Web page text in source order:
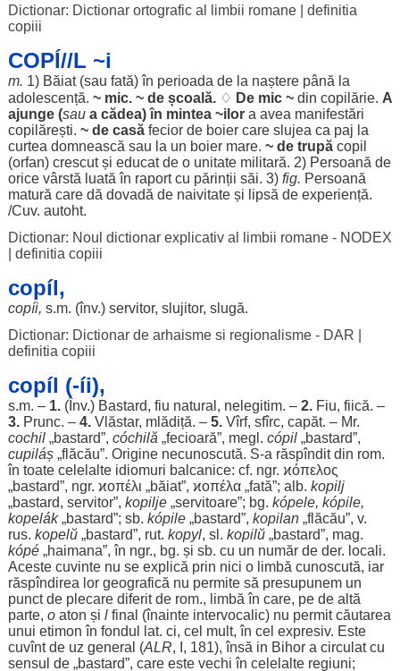
Dictionar: Dictionar ortografic al limbii romane| definitia
copiii
COPÍ//L ~i
m. 1) Băiat(sau fată) în perioada de la nașterepână la
adolescență. ~ mic. ~ de școală.♢ De mic~din copilărie. A
ajunge(saua cădea) în mintea~ilora avea manifestări
copilărești. ~ de casă feciorde boiercare slujea ca paj la
curtea domnească sau la un boier mare. ~ de trupă copil
(orfan) crescutși educatde o unitate militară. 2) Persoană de
orice vârstă luată în raportcu părinții săi. 3) fig. Persoană
matură care dă dovadă de naivitateși lipsă de experiență.
/Cuv. autoht.
Dictionar: Noul dictionar explicativ al limbii romane - NODEX
definitia copiii
copíl,
copíi, s.m. (înv.) servitor, slujitor, slugă.
Dictionar: Dictionar de arhaisme si regionalisme - DAR
definitia copiii
copíl (-íi),
s.m. – 1.(Înv.) Bastard, fiu natural , nelegitim. – 2. Fiu, fiică. –
3. Prunc. – 4. Vlăstar, mlădiță. – 5.Vîrf, sfîrc, capăt. – Mr.
cochil„bastard”, cóchilă „fecioară”, megl. cópil„bastard”,
cupiláș„flăcău”. Origine necunoscută. S-a răspîndit din rom.
în toate celelalte idiomuri balcanice: cf. ngr. ϰόπελος
„bastard”, ngr. ϰοπέλι „băiat”, ϰοπέλα „fată”; alb. kopilj
„bastard, servitor”, kopilje„servitoare”; bg. kópele, kópile,
kopelák„bastard”; sb. kópile„bastard”, kopilan„flăcău”, v.
rus. kopelŭ„bastard”, rut. kopyl, sl. kopilŭ„bastard”, mag.
kópé„haimana”, în ngr., bg. și sb. cu un numărde der. locali.
Aceste cuvintenu se explică prin nici o limbă cunoscută, iar
răspîndirea lor geografică nu permitesă presupunemun
punctde plecare diferitde rom., limbă în care, pe de altă
parte, o aton și l final (înainte intervocalic) nu permit căutarea
unui etimon în fondul lat. ci, cel mult, în cel expresiv. Este
cuvînt de uz general (ALR, I, 181), însă in Bihor a circulatcu
sensul de „bastard”, care este vechi în celelalte regiuni;